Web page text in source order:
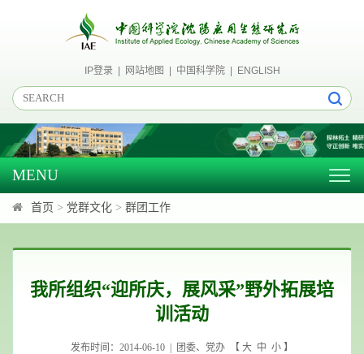
IP登录| 网站地图 中国科学院| ENGLISH
MENU
首页 > 党群文化 > 群团工作
我所组织“迎所庆，展风采”野外拓展培
训活动
发布时间：2014-06-10 | 团委、党办 【 大 中 小 】